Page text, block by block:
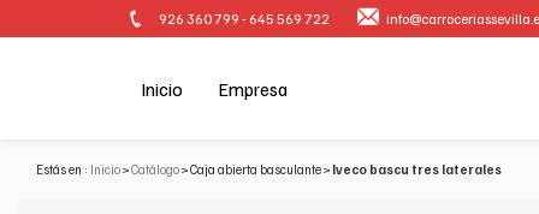
926 360 799 - 645 569 722
Inicio Empresa
Estás en : Inicio Catálogo Caja abierta basculante Iveco bascu tres laterales